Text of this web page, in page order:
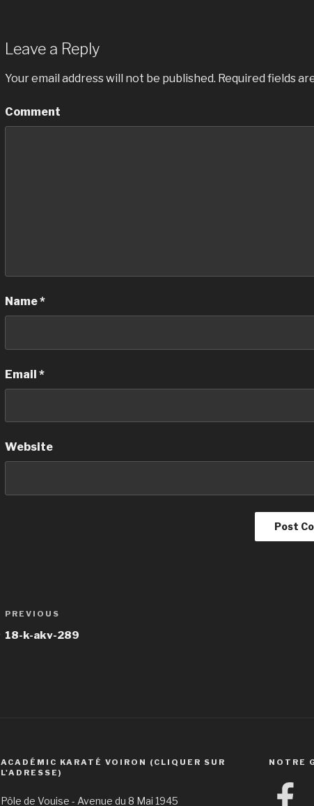
Leave a Reply
Your email address will not be published. Required fields
Comment
Name*
Email *
Website
Post
navigation
Previous
Post
PREVIOUS
18-k-akv-289
ACADÉMIC KARATÉ VOIRON (CLIQUER SUR
L'ADRESSE)
Pôle de Vouise - Avenue du 8 Mai 1945
NOTRE
Facebook